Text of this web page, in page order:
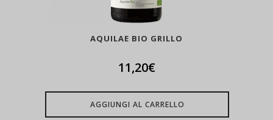
AQUILAE BIO GRILLO
11,20€
AGGIUNGI AL CARRELLO